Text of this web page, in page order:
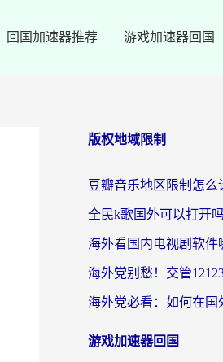
回国加速器推荐 游戏加速器回国
版权地域限制
游戏加速器回国